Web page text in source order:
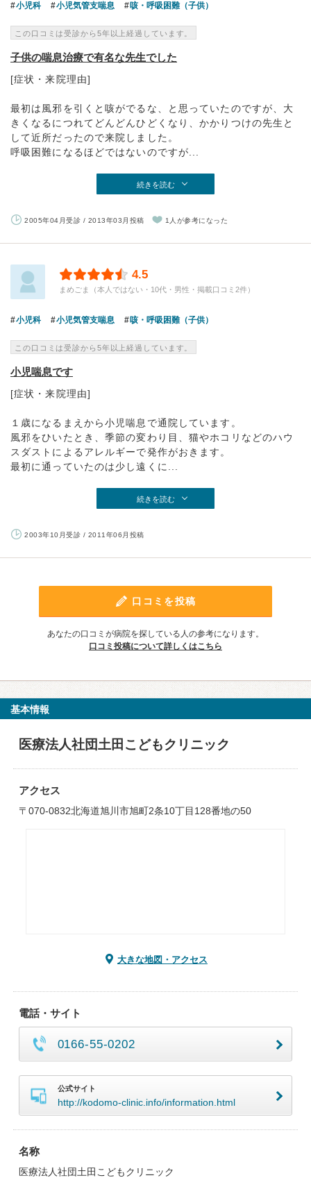
小児科 小児気管支喘息 咳・呼吸困難（子供）
この口コミは受診から5年以上経過しています。
子供の喘息治療で有名な先生でした
[症状・来院理由]
最初は風邪を引くと咳がでるな、と思っていたのですが、大
きくなるにつれてどんどんひどくなり、かかりつけの先生と
して近所だったので来院しました。
呼吸困難になるほどではないのですが...
続きを読む
2005年04月受診 / 2013年03月投稿 1人が参考になった
4.5
まめごま（本人ではない・10代・男性・掲載口コミ2件）
小児科 小児気管支喘息 咳・呼吸困難（子供）
この口コミは受診から5年以上経過しています。
小児喘息です
[症状・来院理由]
１歳になるまえから小児喘息で通院しています。
風邪をひいたとき、季節の変わり目、猫やホコリなどのハウ
スダストによるアレルギーで発作がおきます。
最初に通っていたのは少し遠くに...
続きを読む
2003年10月受診 / 2011年06月投稿
口コミを投稿
あなたの口コミが病院を探している人の参考になります。
口コミ投稿について詳しくはこちら
基本情報
医療法人社団土田こどもクリニック
アクセス
〒070-0832北海道旭川市旭町2条10丁目128番地の50
大きな地図・アクセス
電話・サイト
0166-55-0202
公式サイト
http://kodomo-clinic.info/information.html
名称
医療法人社団土田こどもクリニック